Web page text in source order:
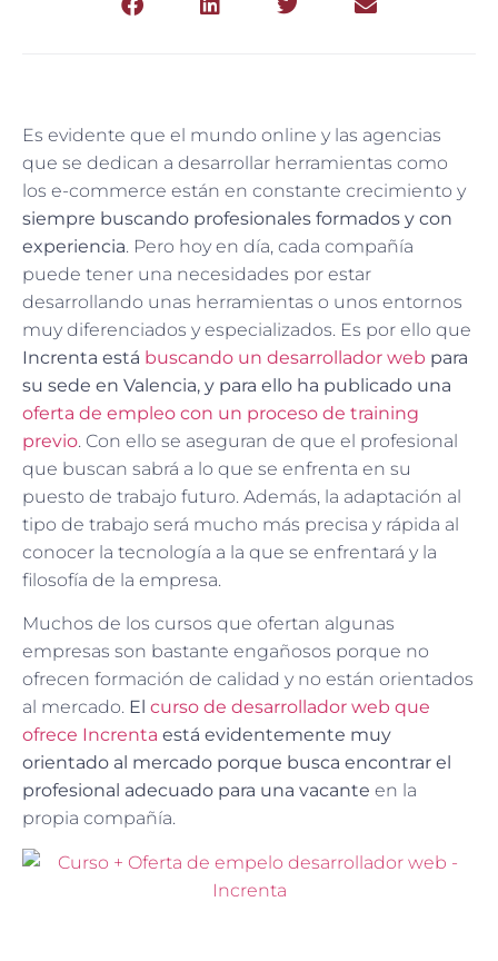
Es evidente que el mundo online y las agencias
que se dedican a desarrollar herramientas como
los e-commerce están en constante crecimiento y
siempre buscando profesionales formados y con
experiencia. Pero hoy en día, cada compañía
puede tener una necesidades por estar
desarrollando unas herramientas o unos entornos
muy diferenciados y especializados. Es por ello que
Increnta está buscando un desarrollador web para
su sede en Valencia, y para ello ha publicado una
oferta de empleo con un proceso de training
previo. Con ello se aseguran de que el profesional
que buscan sabrá a lo que se enfrenta en su
puesto de trabajo futuro. Además, la adaptación al
tipo de trabajo será mucho más precisa y rápida al
conocer la tecnología a la que se enfrentará y la
filosofía de la empresa.
Muchos de los cursos que ofertan algunas
empresas son bastante engañosos porque no
ofrecen formación de calidad y no están orientados
al mercado. El curso de desarrollador web que
ofrece Increnta está evidentemente muy
orientado al mercado porque busca encontrar el
profesional adecuado para una vacante en la
propia compañía.